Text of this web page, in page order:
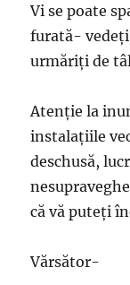
Vi se poate
furată-
urmăriţi de
Atenţie la
instalaţiile
deschusă,
că vă puteţi
Vărsător-